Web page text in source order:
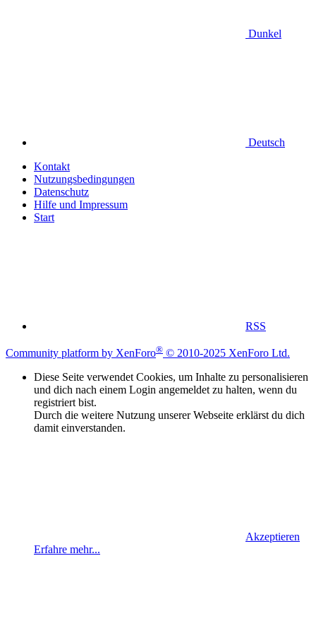
Dunkel
Deutsch
Kontakt
Nutzungsbedingungen
Datenschutz
Hilfe und Impressum
Start
RSS
Community platform by XenForo® © 2010-2025 XenForo Ltd.
Diese Seite verwendet Cookies, um Inhalte zu personalisieren
und dich nach einem Login angemeldet zu halten, wenn du
registriert bist.
Durch die weitere Nutzung unserer Webseite erklärst du dich
damit einverstanden.
Akzeptieren
Erfahre mehr...